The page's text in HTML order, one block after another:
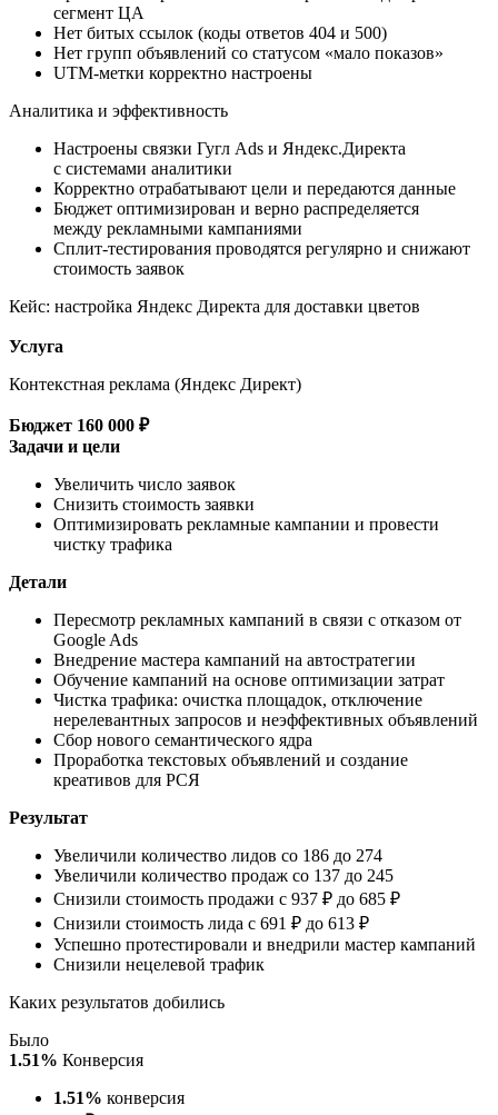
Нет групп объявлений со статусом «мало показов»
UTM-метки корректно настроены
Аналитика и эффективность
Настроены связки Гугл Ads и Яндекс.Директа
с системами аналитики
Корректно отрабатывают цели и передаются данные
Бюджет оптимизирован и верно распределяется
между рекламными кампаниями
Сплит-тестирования проводятся регулярно и снижают
стоимость заявок
Кейс: настройка Яндекс Директа для доставки цветов
Услуга
Контекстная реклама (Яндекс Директ)
Бюджет 160 000 ₽
Задачи и цели
Увеличить число заявок
Снизить стоимость заявки
Оптимизировать рекламные кампании и провести
чистку трафика
Детали
Пересмотр рекламных кампаний в связи с отказом от
Google Ads
Внедрение мастера кампаний на автостратегии
Обучение кампаний на основе оптимизации затрат
Чистка трафика: очистка площадок, отключение
нерелевантных запросов и неэффективных объявлений
Сбор нового семантического ядра
Проработка текстовых объявлений и создание
креативов для РСЯ
Результат
Увеличили количество лидов со 186 до 274
Увеличили количество продаж со 137 до 245
Снизили стоимость продажи с 937 ₽ до 685 ₽
Снизили стоимость лида с 691 ₽ до 613 ₽
Успешно протестировали и внедрили мастер кампаний
Снизили нецелевой трафик
Каких результатов добились
Было
1.51%
1.51% конверсия
691 ₽
Стоимость лида